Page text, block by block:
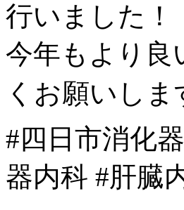
行いました！
今年もより良
くお願いしま
#四日市消化
器内科 #肝臓